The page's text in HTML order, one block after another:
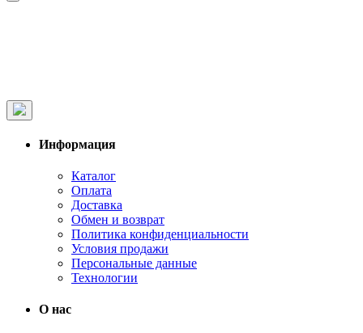
Информация
Каталог
Оплата
Доставка
Обмен и возврат
Политика конфиденциальности
Условия продажи
Персональные данные
Технологии
О нас